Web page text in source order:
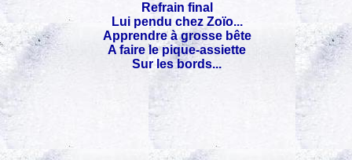
Refrain final
Lui pendu chez Zoïo...
Apprendre à grosse bête
A faire le pique-assiette
Sur les bords...